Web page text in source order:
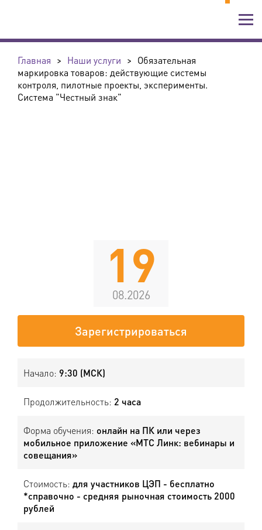
Главная > Наши услуги > Обязательная
маркировка товаров: действующие системы
контроля, пилотные проекты, эксперименты.
Система "Честный знак"
19
08.2026
Зарегистрироваться
Начало: 9:30 (МСК)
Продолжительность: 2 часа
Форма обучения: онлайн на ПК или через
мобильное приложение «МТС Линк: вебинары и
совещания»
Стоимость: для участников ЦЭП - бесплатно
*справочно - средняя рыночная стоимость 2000
рублей